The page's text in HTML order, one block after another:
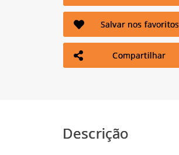
Salvar nos favoritos
Compartilhar
Descrição